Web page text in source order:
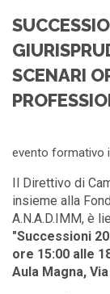
SCENARI
evento formativo
Il Direttivo di
insieme alla
A.N.A.D.IMM, è
"Successioni
ore 15:00 alle
Aula Magna,